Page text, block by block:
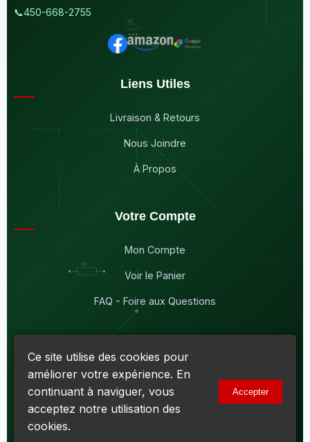
📞450-668-2755
Liens Utiles
Livraison & Retours
Nous Joindre
À Propos
Votre Compte
Mon Compte
Voir le Panier
FAQ - Foire aux Questions
© 2026Maddison Électronique Inc.
Politique de confidentialité & Cookies|
Conditions d'utilisation
Numéro d'entreprise du Québec (NEQ) :
R138919030RT0001 • TVQ : 10-1702-3051TQ0001
Ce site utilise des cookies pour
améliorer votre expérience. En
continuant à naviguer, vous
acceptez notre utilisation des
cookies.
Accepter